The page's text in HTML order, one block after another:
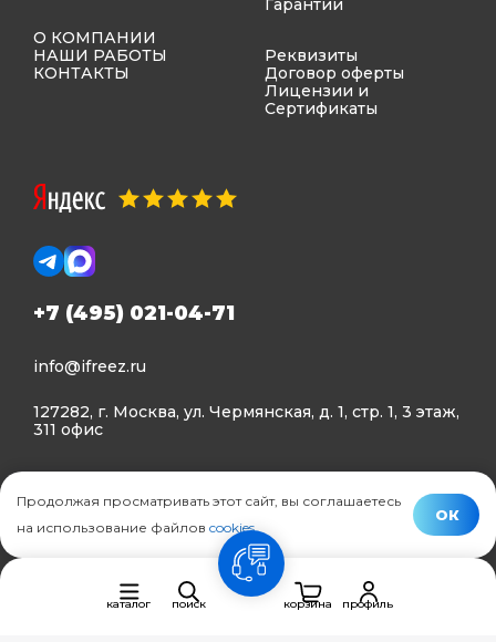
О КОМПАНИИ
НАШИ РАБОТЫ
КОНТАКТЫ
Гарантии
Реквизиты
Договор оферты
Лицензии и
Сертификаты
+7 (495) 021-04-71
info@ifreez.ru
127282, г. Москва, ул. Чермянская, д. 1, стр. 1, 3 этаж,
311 офис
Политика конфиденциальности
© Ifreez - продажа и установка климатической техники,
каталог поиск
связь
корзина
профиль
Продолжая просматривать этот сайт, вы соглашаетесь
на использование файлов cookies.
ОК